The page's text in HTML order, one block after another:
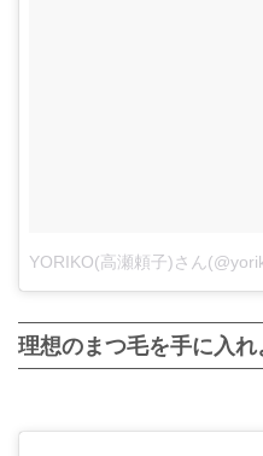
YORIKO(高瀬頼子)さん
理想のまつ毛を手に入